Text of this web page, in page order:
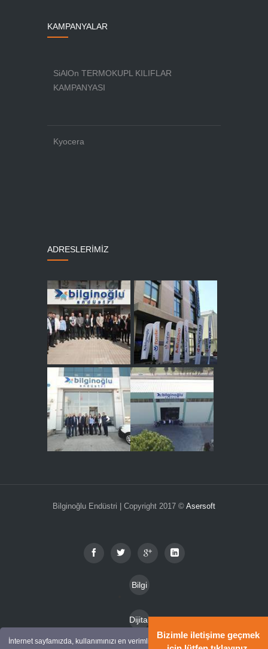
İnternet sayfamızda, kullanımınızı en verimli
Bizimle iletişime geçmek
KAMPANYALAR
SiAlOn TERMOKUPL KILIFLAR
KAMPANYASI
Kyocera
ADRESLERİMİZ
Bilginoğlu Endüstri | Copyright 2017 © Asersoft
Bilgi
mu
Hizm
Dijital
Katal